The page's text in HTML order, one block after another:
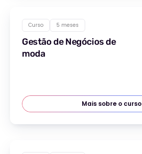
Curso 5 meses
Gestão de Negócios de
moda
Mais sobre o curso